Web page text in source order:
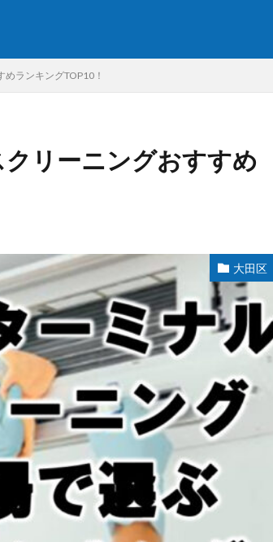
ランキングTOP10！
リーニングおすすめ
大田区
検索